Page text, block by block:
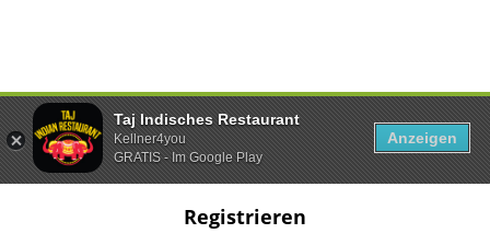
Registrieren
Taj Indisches Restaurant
Kellner4you
GRATIS - Im Google Play
Anzeigen